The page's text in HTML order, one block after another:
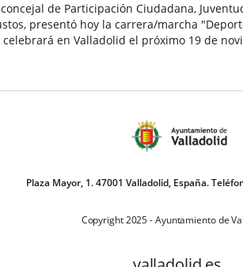
de Participación Ciudadana,
presentó hoy la carrera/marcha
celebrará en Valladolid el próximo 19 de
Plaza Mayor, 1. 47001 Valladolid, España.
Copyright 2025 - Ayuntamiento de